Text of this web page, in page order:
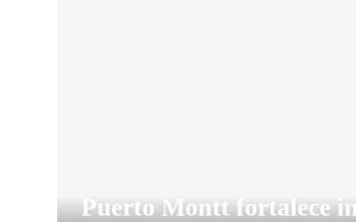
Puerto Montt fortalece